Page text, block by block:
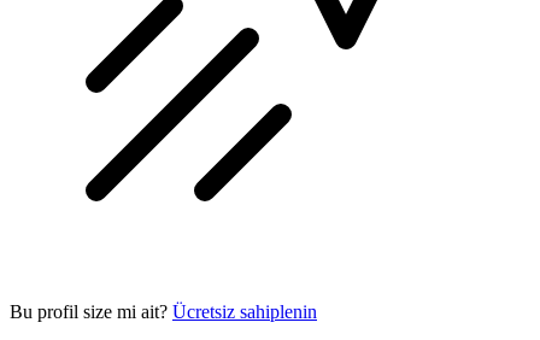
Bu profil size mi ait? Ücretsiz sahiplenin